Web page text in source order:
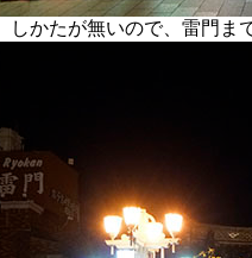
しかたが無いので、雷門ま